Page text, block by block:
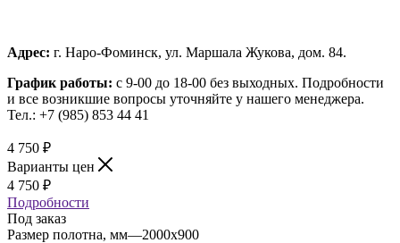
Адрес: г. Наро-Фоминск, ул. Маршала Жукова, дом. 84.
График работы: с 9-00 до 18-00 без выходных. Подробности
и все возникшие вопросы уточняйте у нашего менеджера.
Тел.: +7 (985) 853 44 41
4 750 ₽
Варианты цен
4 750 ₽
Подробности
Под заказ
Размер полотна, мм—2000x900